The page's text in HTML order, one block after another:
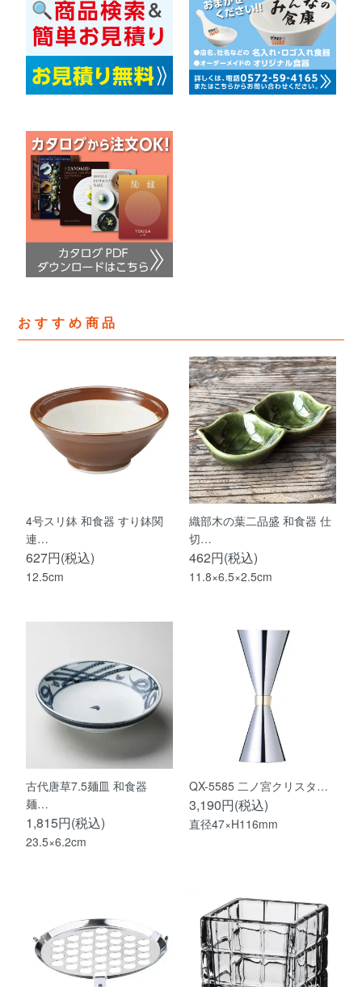
おすすめ商品
4号スリ鉢 和食器 すり鉢関
連…
627円(税込)
12.5cm
織部木の葉二品盛 和食器 仕
切…
462円(税込)
11.8×6.5×2.5cm
古代唐草7.5麺皿 和食器
麺…
1,815円(税込)
23.5×6.2cm
QX-5585 二ノ宮クリスタ…
3,190円(税込)
直径47×H116mm